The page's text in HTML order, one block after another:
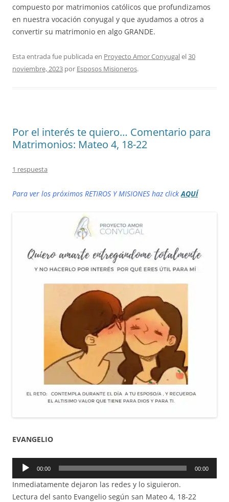
compuesto por matrimonios católicos que profundizamos
en nuestra vocación conyugal y que ayudamos a otros a
convertir su matrimonio en algo GRANDE.
Esta entrada fue publicada en Proyecto Amor Conyugalel30
noviembre, 2023 por Esposos Misioneros.
Por el interés te quiero… Comentario para
Matrimonios: Mateo 4, 18-22
1 respuesta
Para ver los próximos RETIROS Y MISIONES haz clickAQUÍ
EVANGELIO
Reproductor
audio
00:00 00:00
Inmediatamente dejaron las redes y lo siguieron.
Lectura del santo Evangelio según san Mateo 4, 18-22